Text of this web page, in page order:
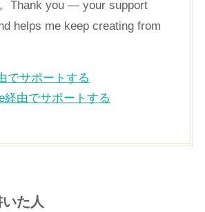
Thank you — your support
helps me keep creating from
でサポートする
経由でサポートする
た人